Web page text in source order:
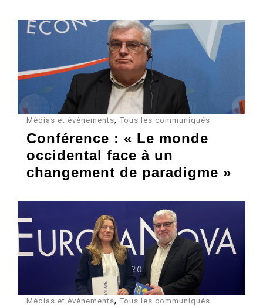
Médias et évènements, Tous les communiqués
Conférence : « Le monde
occidental face à un
changement de paradigme »
Médias et évènements, Tous les communiqués